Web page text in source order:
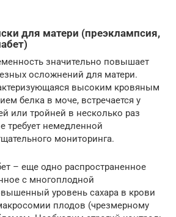
для матери (преэклампсия,
значительно повышает
осложнений для матери.
высоким кровяным
белка в моче, встречается у
или тройней в несколько раз
требует немедленной
мониторинга.
– еще одно распространенное
с многоплодной
уровень сахара в крови
плодов (чрезмерному